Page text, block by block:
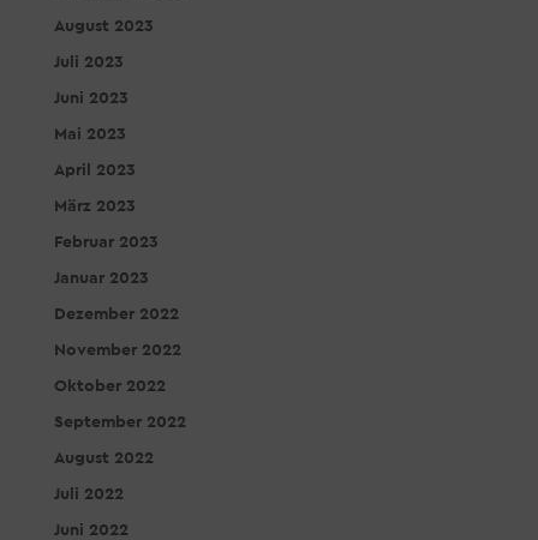
August 2023
Juli 2023
Juni 2023
Mai 2023
April 2023
März 2023
Februar 2023
Januar 2023
Dezember 2022
November 2022
Oktober 2022
September 2022
August 2022
Juli 2022
Juni 2022